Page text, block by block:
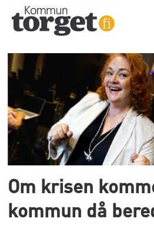
Tag:
styrning
och
beslut
Om krisen
kommun då